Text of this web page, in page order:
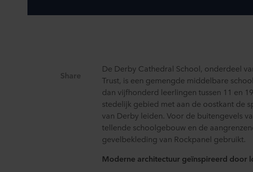
Share
De Derby Cathedral School, onderdeel
Trust, is een gemengde middelbare
dan vijfhonderd leerlingen tussen 11 en
stedelijk gebied met aan de oostkant de
van Derby leiden. Voor de buitengevels
tellende schoolgebouw en de
gevelbekleding van Rockpanel gebruikt.
Moderne architectuur geïnspireerd door